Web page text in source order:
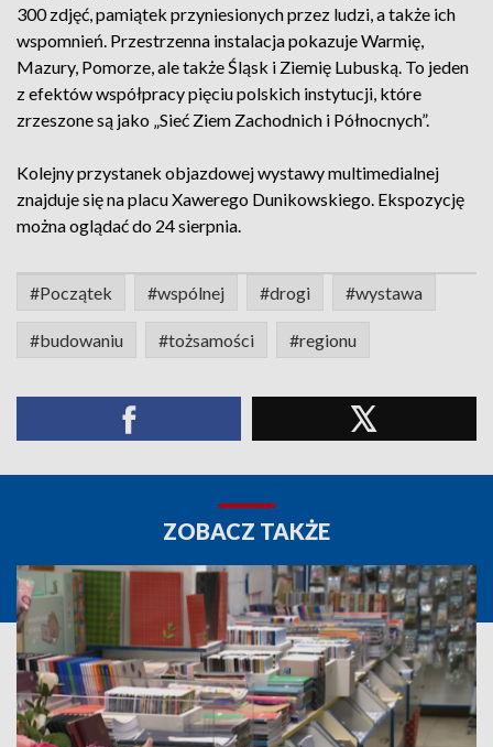
300 zdjęć, pamiątek przyniesionych przez ludzi, a także ich
wspomnień. Przestrzenna instalacja pokazuje Warmię,
Mazury, Pomorze, ale także Śląsk i Ziemię Lubuską. To jeden
z efektów współpracy pięciu polskich instytucji, które
zrzeszone są jako „Sieć Ziem Zachodnich i Północnych”.
Kolejny przystanek objazdowej wystawy multimedialnej
znajduje się na placu Xawerego Dunikowskiego. Ekspozycję
można oglądać do 24 sierpnia.
#Początek #wspólnej #drogi #wystawa
#budowaniu #tożsamości #regionu
ZOBACZ TAKŻE